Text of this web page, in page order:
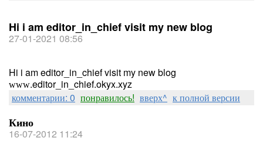
Hi i am editor_in_chief visit my new blog
27-01-2021 08:56
Hi i am editor_in_chief visit my new blog
ᴡᴡᴡ.editor_in_chief.okyx.xyz
комментарии: 0 понравилось! вверх^ к полной версии
Кино
16-07-2012 11:24